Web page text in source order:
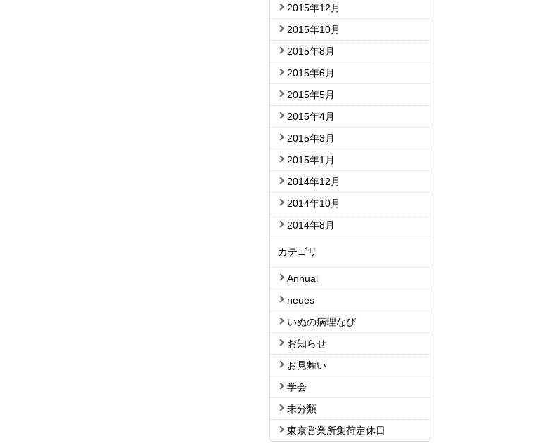
2015年12月
2015年10月
2015年8月
2015年6月
2015年5月
2015年4月
2015年3月
2015年1月
2014年12月
2014年10月
2014年8月
カテゴリ
Annual
neues
いぬの病理なび
お知らせ
お見舞い
学会
未分類
東京営業所集荷定休日